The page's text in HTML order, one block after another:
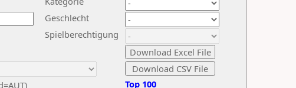
Geschlecht
Spielberechtigung
Top 100